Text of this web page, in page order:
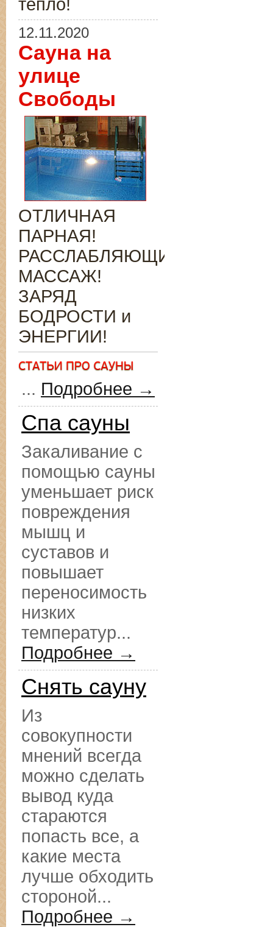
тепло!
12.11.2020
Сауна на
улице
Свободы
ОТЛИЧНАЯ
ПАРНАЯ!
РАССЛАБЛЯЮЩИЙ
МАССАЖ!
ЗАРЯД
БОДРОСТИ и
ЭНЕРГИИ!
... Подробнее →
Спа сауны
Закаливание с
помощью сауны
уменьшает риск
повреждения
мышц и
суставов и
повышает
переносимость
низких
температур...
Подробнее →
Снять сауну
Из
совокупности
мнений всегда
можно сделать
вывод куда
стараются
попасть все, а
какие места
лучше обходить
стороной...
Подробнее →